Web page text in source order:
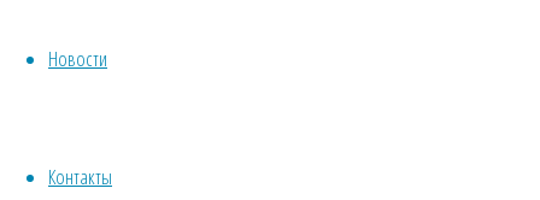
Новости
Контакты